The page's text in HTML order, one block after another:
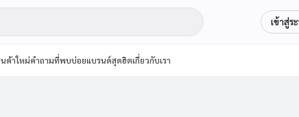
เข้าสู่ร
ค้าใหม่คำถามที่พบบ่อยแบรนด์สุดฮิตเกี่ยวกับเรา